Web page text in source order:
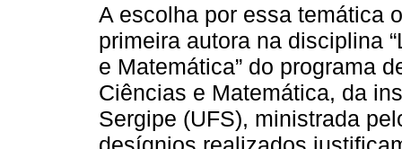
A escolha por essa temática
primeira autora na disciplina
e Matemática” do programa
Ciências e Matemática, da
Sergipe (UFS), ministrada